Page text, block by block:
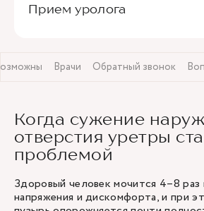
Прием уролога
Врачи Обратный звонок
Когда сужение
отверстия уретры
проблемой
Здоровый человек мочится 4–8 раз
напряжения и дискомфорта, и при